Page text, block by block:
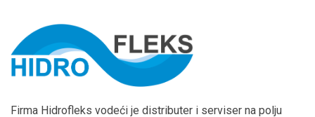
Firma Hidrofleks vodeći je distributer i serviser na polju